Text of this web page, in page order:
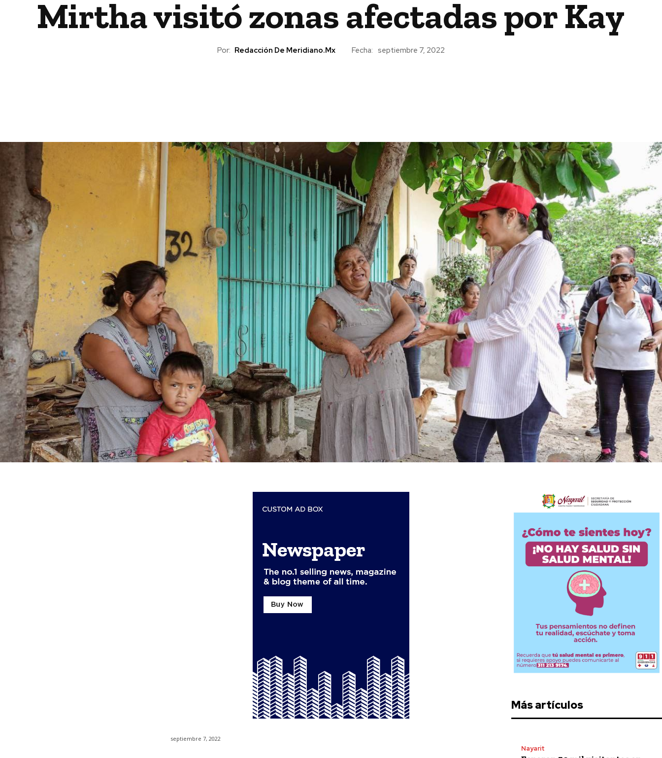
Mirtha visitó zonas afectadas por Kay
Por: Redacción De Meridiano.mx Fecha: septiembre 7, 2022
septiembre 7, 2022
Más artículos
Nayarit